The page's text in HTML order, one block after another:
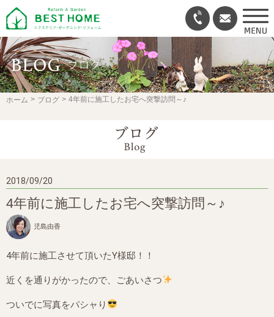
ホーム ブログ 4年前に施工したお宅へ突撃訪問～♪
2018/09/20
4年前に施工したお宅へ突撃訪問～♪
児島由香
4年前に施工させて頂いたY様邸！！
近くを通りがかったので、ごあいさつ
ついでに写真をパシャり